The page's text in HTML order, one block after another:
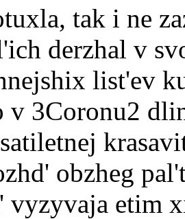
tak i ne
derzhal v
list'ev
v 3Coronu2
obzheg
vyzyvaja etim